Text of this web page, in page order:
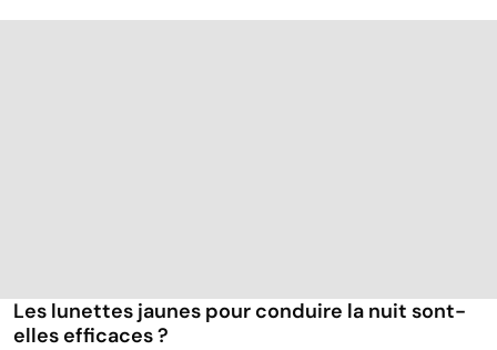
Les lunettes jaunes pour conduire la nuit sont-
elles efficaces ?